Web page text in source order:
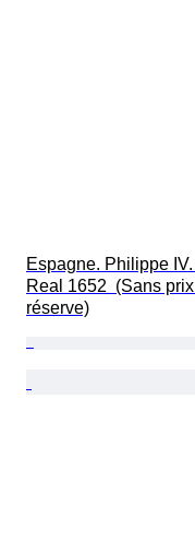
Espagne. Philippe
Real 1652  (Sans
réserve)